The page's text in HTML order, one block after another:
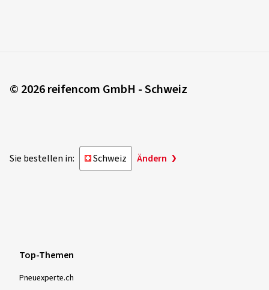
© 2026 reifencom GmbH - Schweiz
Sie bestellen in: Schweiz Ändern
Top-Themen
Pneuexperte.ch